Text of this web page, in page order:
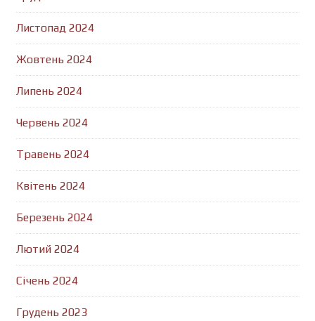
Листопад 2024
Жовтень 2024
Липень 2024
Червень 2024
Травень 2024
Квітень 2024
Березень 2024
Лютий 2024
Січень 2024
Грудень 2023